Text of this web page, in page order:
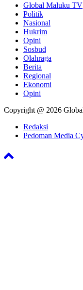
Global Maluku TV
Politik
Nasional
Hukrim
Opini
Sosbud
Olahraga
Berita
Regional
Ekonomi
Opini
Copyright @ 2026
Redaksi
Pedoman Media